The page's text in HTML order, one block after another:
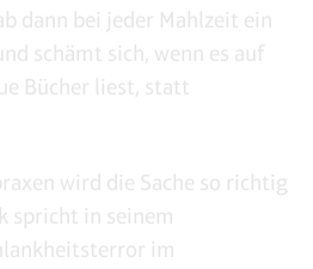
dann bei jeder Mahlzeit ein
schämt sich, wenn es auf
Bücher liest, statt
wird die Sache so richtig
spricht in seinem
im